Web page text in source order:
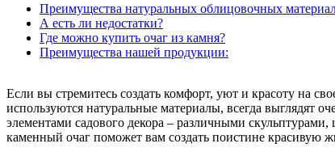
Преимущества натуральных облицовочных
А есть ли недостатки?
Где можно купить очаг из камня?
Преимущества нашей продукции:
Если вы стремитесь создать комфорт, уют и красоту на
используются натуральные материалы, всегда выглядят
элементами садового декора – различными
каменный очаг поможет вам создать поистине красивую